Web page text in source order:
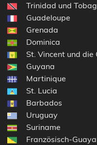
Trinidad und
Guadeloupe
Grenada
Dominica
St. Vincent und die
Guyana
Martinique
St. Lucia
Barbados
Uruguay
Suriname
Französisch-